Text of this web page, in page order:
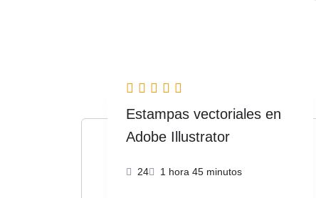
Estampas vectoriales en
Adobe Illustrator
24 1 hora 45 minutos